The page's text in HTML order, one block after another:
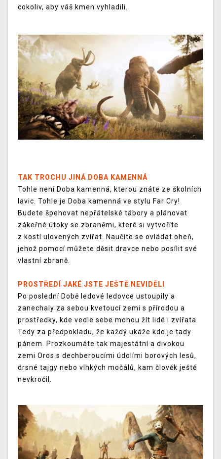
cokoliv, aby váš kmen vyhladili.
TAK TROCHU JINÁ DOBA KAMENNÁ
Tohle není Doba kamenná, kterou znáte ze školních
lavic. Tohle je Doba kamenná ve stylu Far Cry!
Budete špehovat nepřátelské tábory a plánovat
zákeřné útoky se zbraněmi, které si vytvoříte
z kostí ulovených zvířat. Naučíte se ovládat oheň,
jehož pomocí můžete děsit dravce nebo posílit své
vlastní zbraně.
PROSTŘEDÍ JAKÉ JSTE JEŠTĚ NEVIDĚLI
Po poslední Době ledové ledovce ustoupily a
zanechaly za sebou kvetoucí zemi s přírodou a
prostředky, kde vedle sebe mohou žít lidé i zvířata.
Tedy za předpokladu, že každý ukáže kdo je tady
pánem. Prozkoumáte tak majestátní a divokou
zemi Oros s dechberoucími údolími borových lesů,
drsné tajgy nebo vlhkých močálů, kam člověk ještě
nevkročil.